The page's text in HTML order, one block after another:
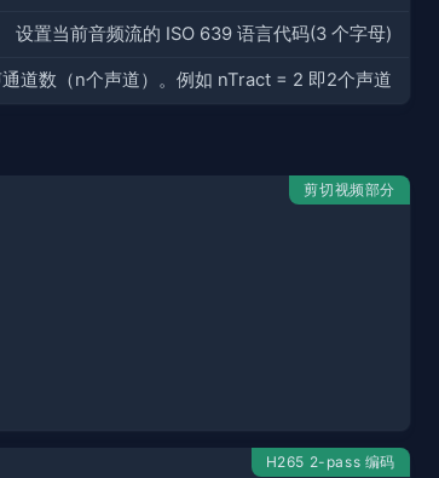
设置当前音频流的 ISO 639 语言代码(3 个字母)
道数（n个声道）。例如 nTract = 2 即2个声道
剪切视频部分
H265 2-pass 编码